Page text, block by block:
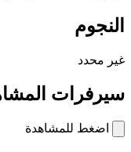
النجوم
غير محدد
سيرفرات
اضغط للمشاهدة